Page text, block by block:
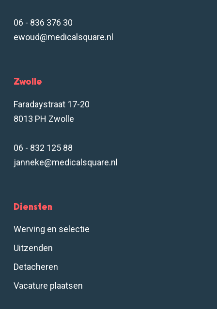
06 - 836 376 30
ewoud@medicalsquare.nl
Zwolle
Faradaystraat 17-20
8013 PH Zwolle
06 - 832 125 88
janneke@medicalsquare.nl
Diensten
Werving en selectie
Uitzenden
Detacheren
Vacature plaatsen